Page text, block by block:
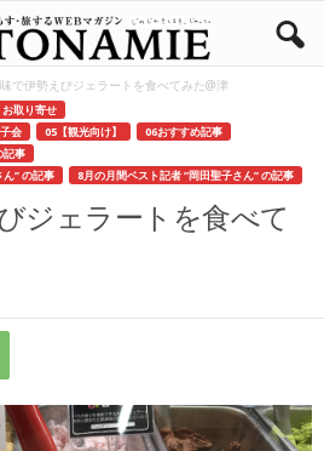
で伊勢えびジェラートを食べてみた@津
取り寄せ
会
05【観光向け】
06おすすめ記事
記事
” の記事
8月の月間ベスト記者 ”岡田聖子さん” の記事
ジェラートを食べて